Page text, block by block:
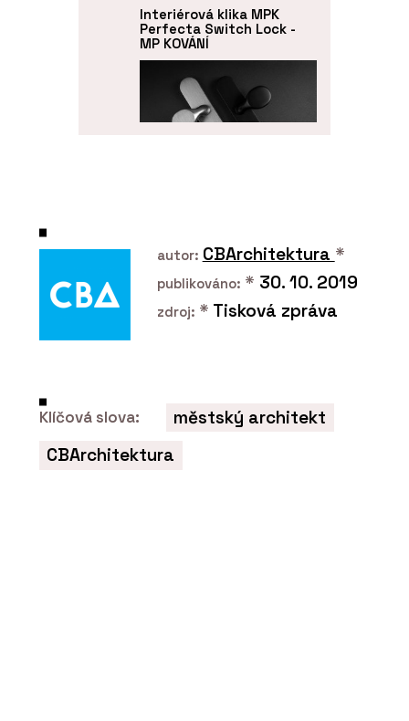
Interiérová klika MPK
Perfecta Switch Lock -
MP KOVÁNÍ
KOVÁNÍ
PRODUKTY
In Lock - MP KOVÁNÍ
autor: CBArchitektura *
publikováno: * 30. 10. 2019
zdroj: * Tisková zpráva
Klíčová slova:
městský architekt
CBArchitektura